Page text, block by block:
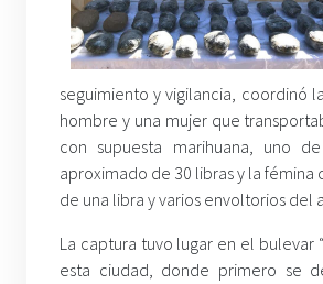
seguimiento y vigilancia, coordinó
hombre y una mujer que
con supuesta marihuana, uno
aproximado de 30 libras y la fémina
de una libra y varios envoltorios del
La captura tuvo lugar en el bulevar
esta ciudad, donde primero se